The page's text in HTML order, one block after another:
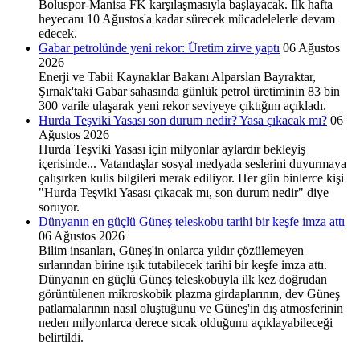
Boluspor-Manisa FK karşılaşmasıyla başlayacak. İlk hafta
heyecanı 10 Ağustos'a kadar sürecek mücadelelerle devam
edecek.
Gabar petrolünde yeni rekor: Üretim zirve yaptı 06 Ağustos
2026
Enerji ve Tabii Kaynaklar Bakanı Alparslan Bayraktar,
Şırnak'taki Gabar sahasında günlük petrol üretiminin 83 bin
300 varile ulaşarak yeni rekor seviyeye çıktığını açıkladı.
Hurda Teşviki Yasası son durum nedir? Yasa çıkacak mı? 06
Ağustos 2026
Hurda Teşviki Yasası için milyonlar aylardır bekleyiş
içerisinde... Vatandaşlar sosyal medyada seslerini duyurmaya
çalışırken kulis bilgileri merak ediliyor. Her gün binlerce kişi
"Hurda Teşviki Yasası çıkacak mı, son durum nedir" diye
soruyor.
Dünyanın en güçlü Güneş teleskobu tarihi bir keşfe imza attı
06 Ağustos 2026
Bilim insanları, Güneş'in onlarca yıldır çözülemeyen
sırlarından birine ışık tutabilecek tarihi bir keşfe imza attı.
Dünyanın en güçlü Güneş teleskobuyla ilk kez doğrudan
görüntülenen mikroskobik plazma girdaplarının, dev Güneş
patlamalarının nasıl oluştuğunu ve Güneş'in dış atmosferinin
neden milyonlarca derece sıcak olduğunu açıklayabileceği
belirtildi.